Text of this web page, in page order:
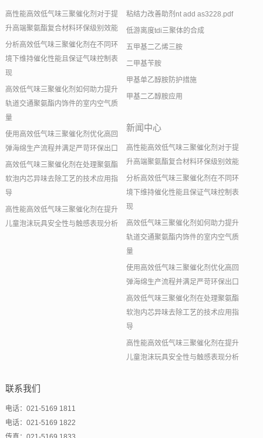
高性能高效低气味三聚催化剂对于提
升高端聚氨酯复合材料环保级别效能
分析高效低气味三聚催化剂在不同环
境下维持催化性能且保证气味控制表
现
高效低气味三聚催化剂如何助力提升
轨道交通聚氨酯内饰件的室内空气质
量
使用高效低气味三聚催化剂优化高回
弹海绵生产流程并满足严苛环保出口
高效低气味三聚催化剂在处理聚氨酯
软泡内芯异味去除工艺的技术应用指
导
高性能高效低气味三聚催化剂在提升
儿童泡沫玩具安全性与触感表现分析
粘结力改善助剂nt add as3228.pdf
低游离度tdi三聚体的合成
五甲基二乙烯三胺
二甲基苄胺
甲基单乙醇胺防护措施
甲基二乙醇胺应用
新闻中心
高性能高效低气味三聚催化剂对于提
升高端聚氨酯复合材料环保级别效能
分析高效低气味三聚催化剂在不同环
境下维持催化性能且保证气味控制表
现
高效低气味三聚催化剂如何助力提升
轨道交通聚氨酯内饰件的室内空气质
量
使用高效低气味三聚催化剂优化高回
弹海绵生产流程并满足严苛环保出口
高效低气味三聚催化剂在处理聚氨酯
软泡内芯异味去除工艺的技术应用指
导
高性能高效低气味三聚催化剂在提升
儿童泡沫玩具安全性与触感表现分析
联系我们
电话：021-5169 1811
电话：021-5169 1822